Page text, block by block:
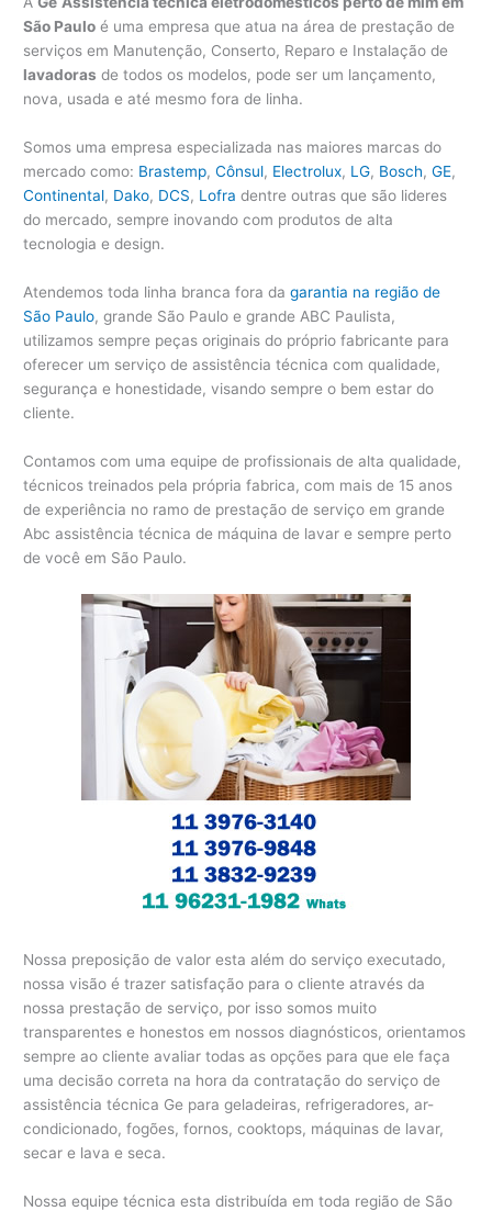
São Paulo é uma empresa que atua na área de prestação de
serviços em Manutenção, Conserto, Reparo e Instalação de
lavadoras de todos os modelos, pode ser um lançamento,
nova, usada e até mesmo fora de linha.
Somos uma empresa especializada nas maiores marcas do
mercado como: Brastemp,Cônsul, Electrolux, LG, Bosch,GE,
Continental, Dako, DCS, Lofra dentre outras que são lideres
do mercado, sempre inovando com produtos de alta
tecnologia e design.
Atendemos toda linha branca fora dagarantia na região de
São Paulo, grande São Paulo e grande ABC Paulista,
utilizamos sempre peças originais do próprio fabricante para
oferecer um serviço de assistência técnica com qualidade,
segurança e honestidade, visando sempre o bem estar do
cliente.
Contamos com uma equipe de profissionais de alta qualidade,
técnicos treinados pela própria fabrica, com mais de 15 anos
de experiência no ramo de prestação de serviço em grande
Abc assistência técnica de máquina de lavar e sempre perto
de você em São Paulo.
Nossa preposição de valor esta além do serviço executado,
nossa visão é trazer satisfação para o cliente através da
nossa prestação de serviço, por isso somos muito
transparentes e honestos em nossos diagnósticos, orientamos
sempre ao cliente avaliar todas as opções para que ele faça
uma decisão correta na hora da contratação do serviço de
assistência técnica Ge para geladeiras, refrigeradores, ar-
condicionado, fogões, fornos, cooktops, máquinas de lavar,
secar e lava e seca.
Nossa equipe técnica esta distribuída em toda região de São